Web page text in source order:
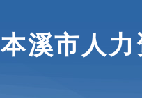
本溪市人